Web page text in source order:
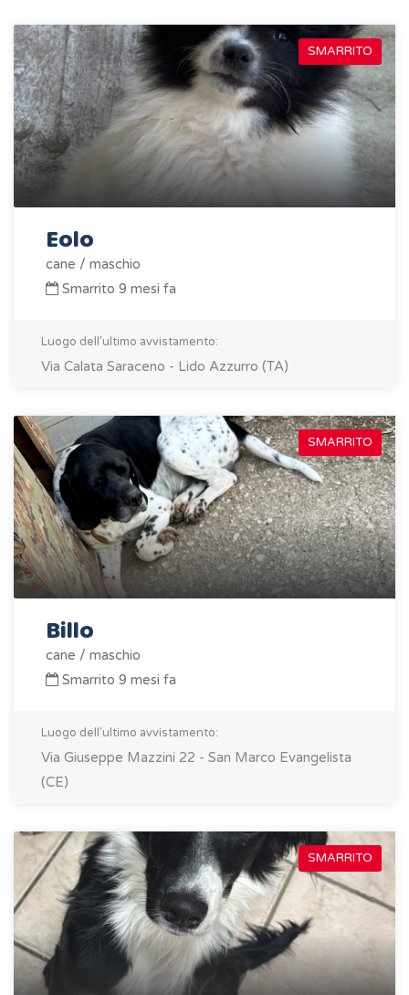
SMARRITO
Eolo
cane / maschio
Smarrito 9 mesi fa
Luogo dell'ultimo avvistamento:
Via Calata Saraceno - Lido Azzurro (TA)
SMARRITO
Billo
cane / maschio
Smarrito 9 mesi fa
Luogo dell'ultimo avvistamento:
Via Giuseppe Mazzini 22 - San Marco Evangelista
(CE)
SMARRITO